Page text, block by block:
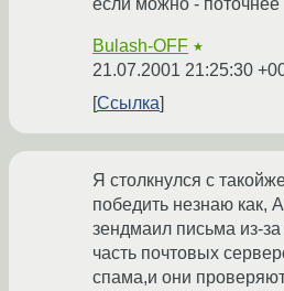
если можно - поточнее
Bulash-OFF ★
21.07.2001 21:25:30
Ссылка
Я столкнулся с
победить незнаю как,
зендмаил письма из-
часть почтовых
спама,и они